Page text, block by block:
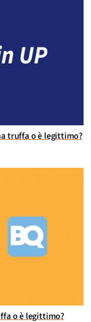
truffa o è legittimo?
o è legittimo?